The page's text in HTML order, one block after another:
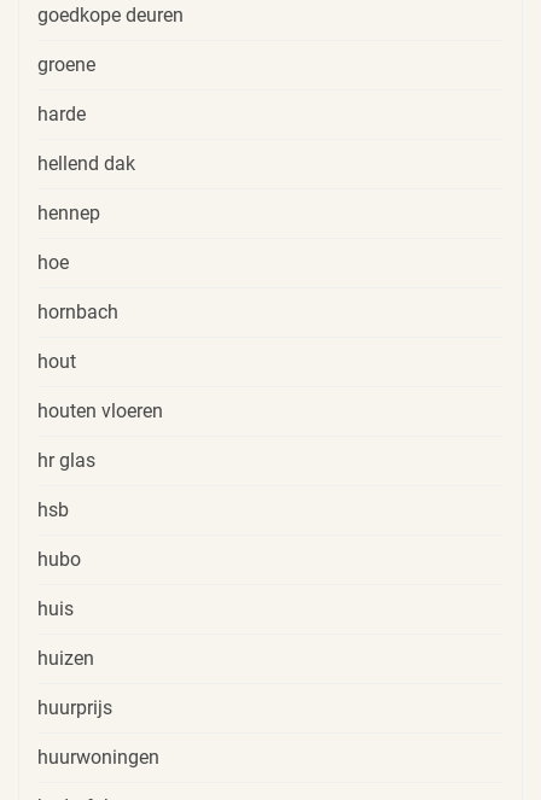
goedkope deuren
groene
harde
hellend dak
hennep
hoe
hornbach
hout
houten vloeren
hr glas
hsb
hubo
huis
huizen
huurprijs
huurwoningen